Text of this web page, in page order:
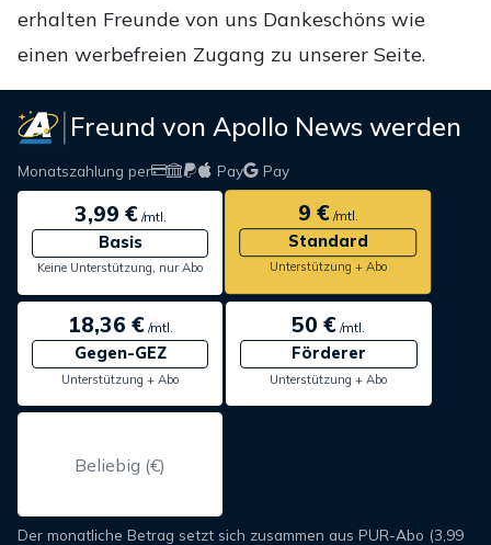
erhalten Freunde von uns Dankeschöns wie
einen werbefreien Zugang zu unserer Seite.
Freund von Apollo News werden
Monatszahlung per Pay Pay
3,99 €/mtl.
Basis
Keine Unterstützung, nur Abo
9 €/mtl.
Standard
Unterstützung + Abo
18,36 €/mtl.
Gegen-GEZ
Unterstützung + Abo
50 € /mtl.
Förderer
Unterstützung + Abo
Der monatliche Betrag setzt sich zusammen aus PUR-Abo (3,99